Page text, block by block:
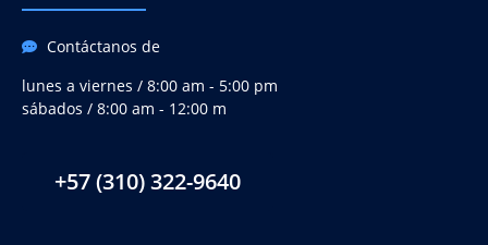
Contáctanos de
lunes a viernes / 8:00 am - 5:00 pm
sábados / 8:00 am - 12:00 m
+57 (310) 322-9640